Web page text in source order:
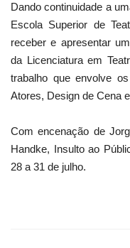
Dando continuidade a
Escola Superior de
receber e apresentar
da Licenciatura em
trabalho que envolve
Atores, Design de Cena
Com encenação de
Handke, Insulto ao
28 a 31 de julho.